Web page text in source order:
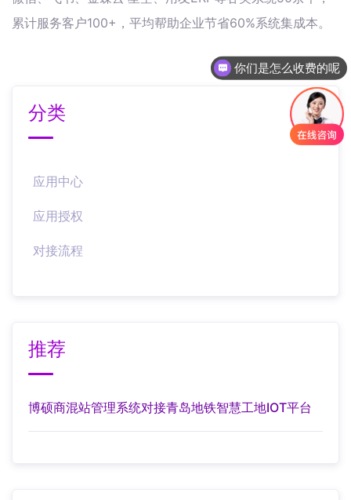
累计服务客户100+，平均帮助企业节省60%系统集成本。
分类
应用中心
应用授权
对接流程
推荐
博硕商混站管理系统对接青岛地铁智慧工地IOT平台
你们是怎么收费的呢